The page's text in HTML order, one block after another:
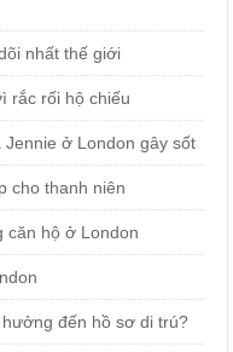
nhất thế giới
rắc rối hộ chiếu
ở London gây sốt
cho thanh niên
căn hộ ở London
đến hồ sơ di trú?